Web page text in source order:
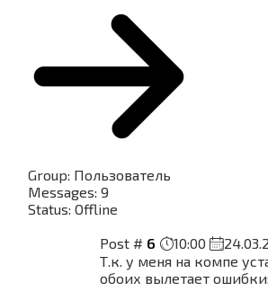
Group: Пользователь
Messages: 9
Status: Offline
Post # 6 10:00
Т.к. у меня на компе
обоих вылетает ошибки: